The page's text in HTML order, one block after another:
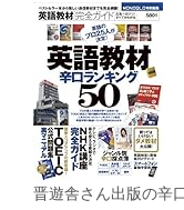
晋遊舎さん出版の辛